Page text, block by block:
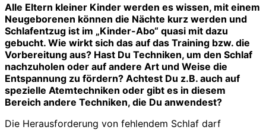
Alle Eltern kleiner Kinder werden es wissen, mit einem
Neugeborenen können die Nächte kurz werden und
Schlafentzug ist im „Kinder-Abo“ quasi mit dazu
gebucht. Wie wirkt sich das auf das Training bzw. die
Vorbereitung aus? Hast Du Techniken, um den Schlaf
nachzuholen oder auf andere Art und Weise die
Entspannung zu fördern? Achtest Du z.B. auch auf
spezielle Atemtechniken oder gibt es in diesem
Bereich andere Techniken, die Du anwendest?
Die Herausforderung von fehlendem Schlaf darf